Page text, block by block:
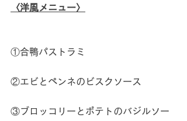
〈洋風メニュー〉
①合鴨パストラミ
②エビとペンネのビスクソース
③ブロッコリーとポテトのバジルソー